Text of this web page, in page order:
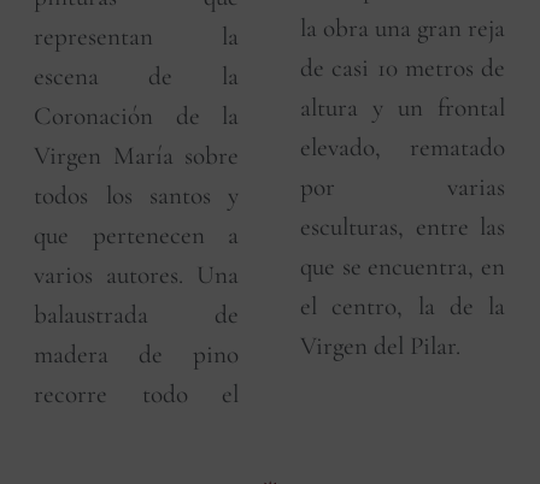
representan la
escena de la
Coronación de la
Virgen María sobre
todos los santos y
que pertenecen a
varios autores. Una
balaustrada de
madera de pino
recorre todo el
la obra una gran reja
de casi 10 metros de
altura y un frontal
elevado, rematado
por varias
esculturas, entre las
que se encuentra, en
el centro, la de la
Virgen del Pilar.